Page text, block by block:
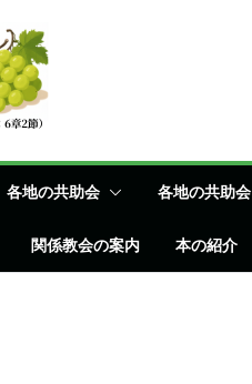
各地の共助会 各地の共助会
関係教会の案内 本の紹介